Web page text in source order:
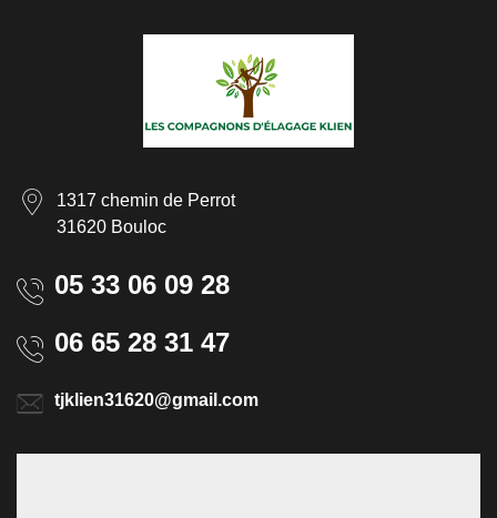
1317 chemin de Perrot
31620 Bouloc
05 33 06 09 28
06 65 28 31 47
tjklien31620@gmail.com